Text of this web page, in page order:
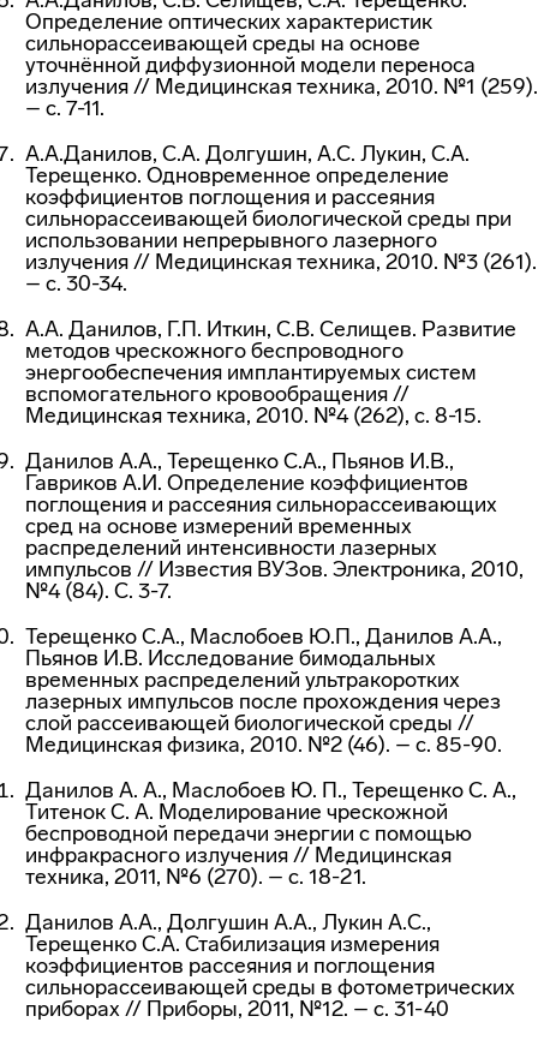
Определение оптических характеристик
сильнорассеивающей среды на основе
уточнённой диффузионной модели переноса
излучения // Медицинская техника, 2010. №1 (259).
– с. 7-11.
А.А.Данилов, С.А. Долгушин, А.С. Лукин, С.А.
Терещенко. Одновременное определение
коэффициентов поглощения и рассеяния
сильнорассеивающей биологической среды при
использовании непрерывного лазерного
излучения // Медицинская техника, 2010. №3 (261).
– с. 30-34.
А.А. Данилов, Г.П. Иткин, С.В. Селищев. Развитие
методов чрескожного беспроводного
энергообеспечения имплантируемых систем
вспомогательного кровообращения //
Медицинская техника, 2010. №4 (262), с. 8-15.
Данилов А.А., Терещенко С.А., Пьянов И.В.,
Гавриков А.И. Определение коэффициентов
поглощения и рассеяния сильнорассеивающих
сред на основе измерений временных
распределений интенсивности лазерных
импульсов // Известия ВУЗов. Электроника, 2010,
№4 (84). С. 3-7.
Терещенко С.А., Маслобоев Ю.П., Данилов А.А.,
Пьянов И.В. Исследование бимодальных
временных распределений ультракоротких
лазерных импульсов после прохождения через
слой рассеивающей биологической среды //
Медицинская физика, 2010. №2 (46). – с. 85-90.
Данилов А. А., Маслобоев Ю. П., Терещенко С. А.,
Титенок С. А. Моделирование чрескожной
беспроводной передачи энергии с помощью
инфракрасного излучения // Медицинская
техника, 2011, №6 (270). – с. 18-21.
Данилов А.А., Долгушин А.А., Лукин А.С.,
Терещенко С.А. Стабилизация измерения
коэффициентов рассеяния и поглощения
сильнорассеивающей среды в фотометрических
приборах // Приборы, 2011, №12. – с. 31-40